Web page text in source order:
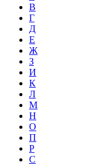
В
Г
Д
Е
Ж
З
И
К
Л
М
Н
О
П
Р
С